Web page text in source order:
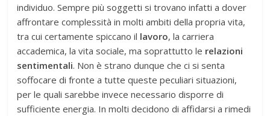
individuo. Sempre più soggetti si trovano infatti a dover
affrontare complessità in molti ambiti della propria vita,
tra cui certamente spiccano il lavoro, la carriera
accademica, la vita sociale, ma soprattutto le relazioni
sentimentali. Non è strano dunque che ci si senta
soffocare di fronte a tutte queste peculiari situazioni,
per le quali sarebbe invece necessario disporre di
sufficiente energia. In molti decidono di affidarsi a rimedi